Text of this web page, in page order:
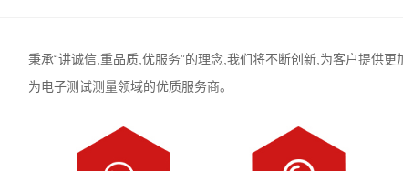
秉承“讲诚信,重品质,优服务”的理念,我们将不断创新,为客户提供
为电子测试测量领域的优质服务商。